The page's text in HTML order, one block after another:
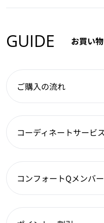
GUIDE お買い
ご購入の流れ
コーディネートサービ
コンフォートQメンバ